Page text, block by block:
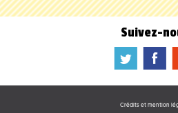
Suivez-
a b
Crédits et mention